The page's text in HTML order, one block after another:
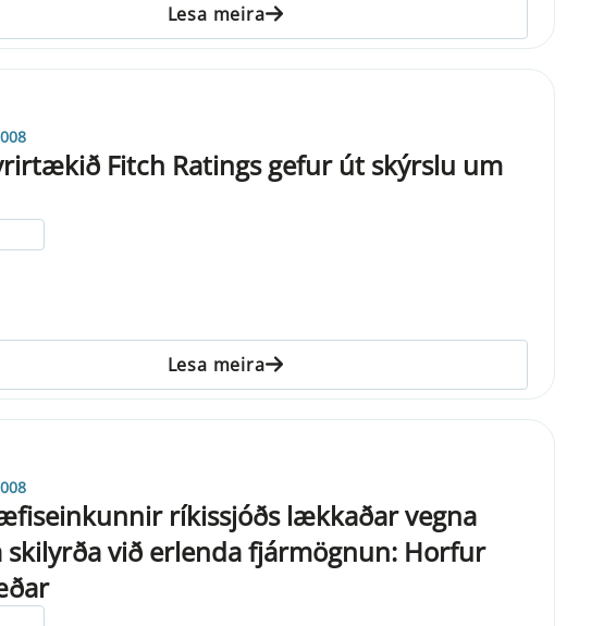
Lesa meira
Fitch Ratings gefur út skýrslu um
Lesa meira
ríkissjóðs lækkaðar vegna
skilyrða við erlenda fjármögnun: Horfur